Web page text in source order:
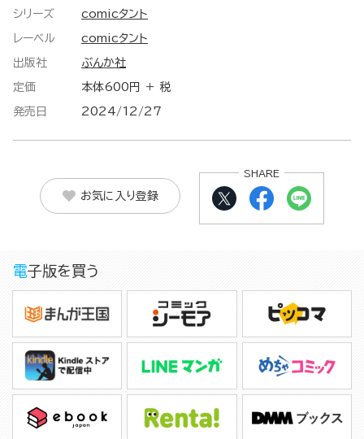
シリーズ comicタント
レーベル comicタント
出版社 ぶんか社
定価 本体600円 ＋ 税
発売日 2024/12/27
お気に入り登録
SHARE
電子版を買う